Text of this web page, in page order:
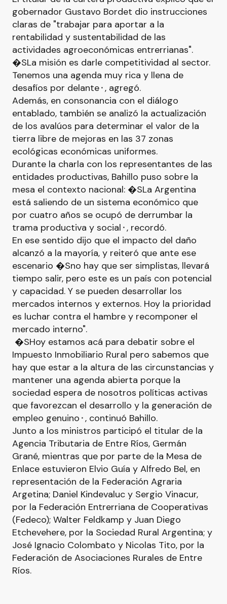
gobernador Gustavo Bordet dio instrucciones
claras de "trabajar para aportar a la
rentabilidad y sustentabilidad de las
actividades agroeconómicas entrerrianas".
�SLa misión es darle competitividad al sector.
Tenemos una agenda muy rica y llena de
desafíos por delante⬝, agregó.
Además, en consonancia con el diálogo
entablado, también se analizó la actualización
de los avalúos para determinar el valor de la
tierra libre de mejoras en las 37 zonas
ecológicas económicas uniformes.
Durante la charla con los representantes de las
entidades productivas, Bahillo puso sobre la
mesa el contexto nacional: �SLa Argentina
está saliendo de un sistema económico que
por cuatro años se ocupó de derrumbar la
trama productiva y social⬝, recordó.
En ese sentido dijo que el impacto del daño
alcanzó a la mayoría, y reiteró que ante ese
escenario �Sno hay que ser simplistas, llevará
tiempo salir, pero este es un país con potencial
y capacidad. Y se pueden desarrollar los
mercados internos y externos. Hoy la prioridad
es luchar contra el hambre y recomponer el
mercado interno".
�SHoy estamos acá para debatir sobre el
Impuesto Inmobiliario Rural pero sabemos que
hay que estar a la altura de las circunstancias y
mantener una agenda abierta porque la
sociedad espera de nosotros políticas activas
que favorezcan el desarrollo y la generación de
empleo genuino⬝, continuó Bahillo.
Junto a los ministros participó el titular de la
Agencia Tributaria de Entre Ríos, Germán
Grané, mientras que por parte de la Mesa de
Enlace estuvieron Elvio Guía y Alfredo Bel, en
representación de la Federación Agraria
Argetina; Daniel Kindevaluc y Sergio Vinacur,
por la Federación Entrerriana de Cooperativas
(Fedeco); Walter Feldkamp y Juan Diego
Etchevehere, por la Sociedad Rural Argentina; y
José Ignacio Colombato y Nicolas Tito, por la
Federación de Asociaciones Rurales de Entre
Ríos.